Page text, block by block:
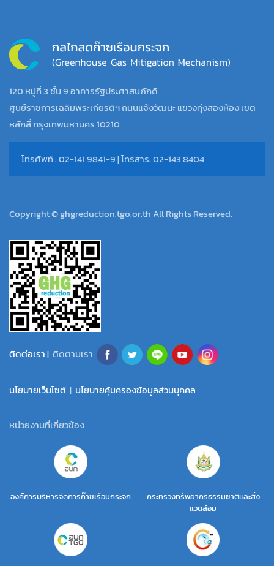
120 หมู่ที่ 3 ชั้น 9 อาคารรัฐประศาสนภักดี
ศูนย์ราชการเฉลิมพระเกียรติฯ ถนนแจ้งวัฒนะ แขวงทุ่งสองห้อง เขต
หลักสี่ กรุงเทพมหานคร 10210
โทรศัพท์ : 02-141 9841-9 | โทรสาร: 02-143 8404
Copyright © ghgreduction.tgo.or.th All Rights Reserved.
ติดต่อเรา| ติดตามเรา
นโยบายเว็บไซต์ | นโยบายคุ้มครองข้อมูลส่วนบุคคล
หน่วยงานที่เกี่ยวข้อง
องค์การบริหารจัดการก๊าซเรือนกระจก
กระทรวงทรัพยากรธรรมชาติและสิ่ง
แวดล้อม